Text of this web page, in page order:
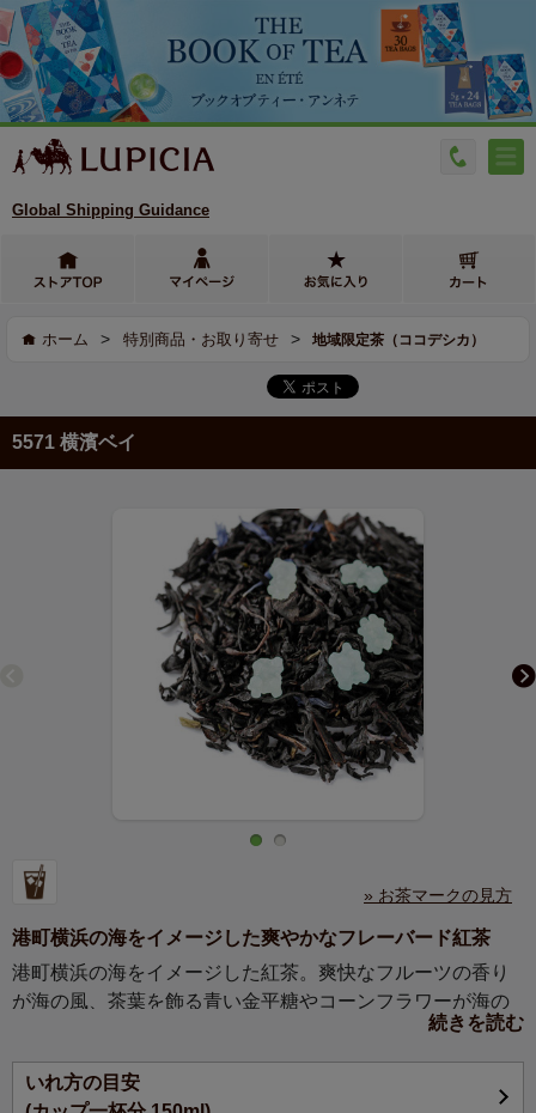
Global Shipping Guidance
ホーム > 特別商品・お取り寄せ > 地域限定茶（ココデシカ）
5571 横濱ベイ
» お茶マークの見方
港町横浜の海をイメージした爽やかなフレーバード紅茶
港町横浜の海をイメージした紅茶。爽快なフルーツの香り
が海の風、茶葉を飾る青い金平糖やコーンフラワーが海の
ライトな味わいの紅茶に、ライム、パッションフルーツ、
続きを読む
いれ方の目安